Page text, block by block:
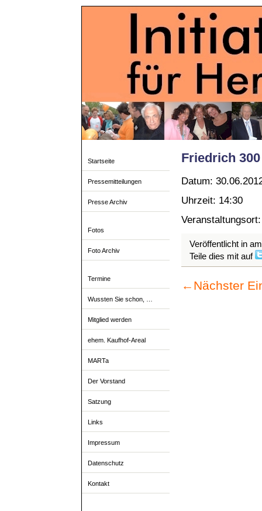
Startseite
Pressemitteilungen
Presse Archiv
Fotos
Foto Archiv
Termine
Wussten Sie schon, …
Mitglied werden
ehem. Kaufhof-Areal
MARTa
Der Vorstand
Satzung
Links
Impressum
Datenschutz
Kontakt
Friedrich
Datum:
Uhrzeit: 14:30
Veröffentlicht in
Teile dies mit auf
← Nächster